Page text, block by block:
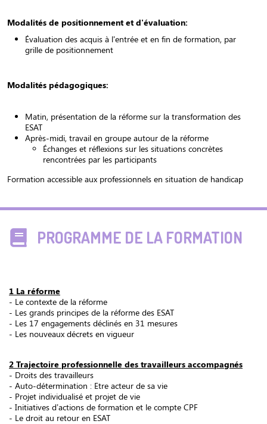
Modalités de positionnement et d'évaluation:
Évaluation des acquis à l'entrée et en fin de formation, par
grille de positionnement
Modalités pédagogiques:
Matin, présentation de la réforme sur la transformation des
ESAT
Après-midi, travail en groupe autour de la réforme
Échanges et réflexions sur les situations concrètes
rencontrées par les participants
Formation accessible aux professionnels en situation de handicap
PROGRAMME DE LA FORMATION
1 La réforme
- Le contexte de la réforme
- Les grands principes de la réforme des ESAT
- Les 17 engagements déclinés en 31 mesures
- Les nouveaux décrets en vigueur
2 Trajectoire professionnelle des travailleurs accompagnés
- Droits des travailleurs
- Auto-détermination : Etre acteur de sa vie
- Projet individualisé et projet de vie
- Initiatives d’actions de formation et le compte CPF
- Le droit au retour en ESAT